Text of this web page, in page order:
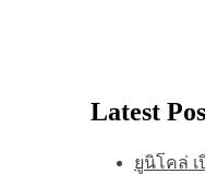
Latest
ยูนิโคล่ เ